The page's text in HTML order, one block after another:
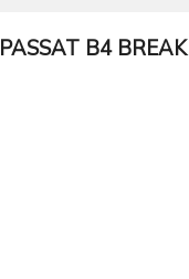
PASSAT B4 BREAK